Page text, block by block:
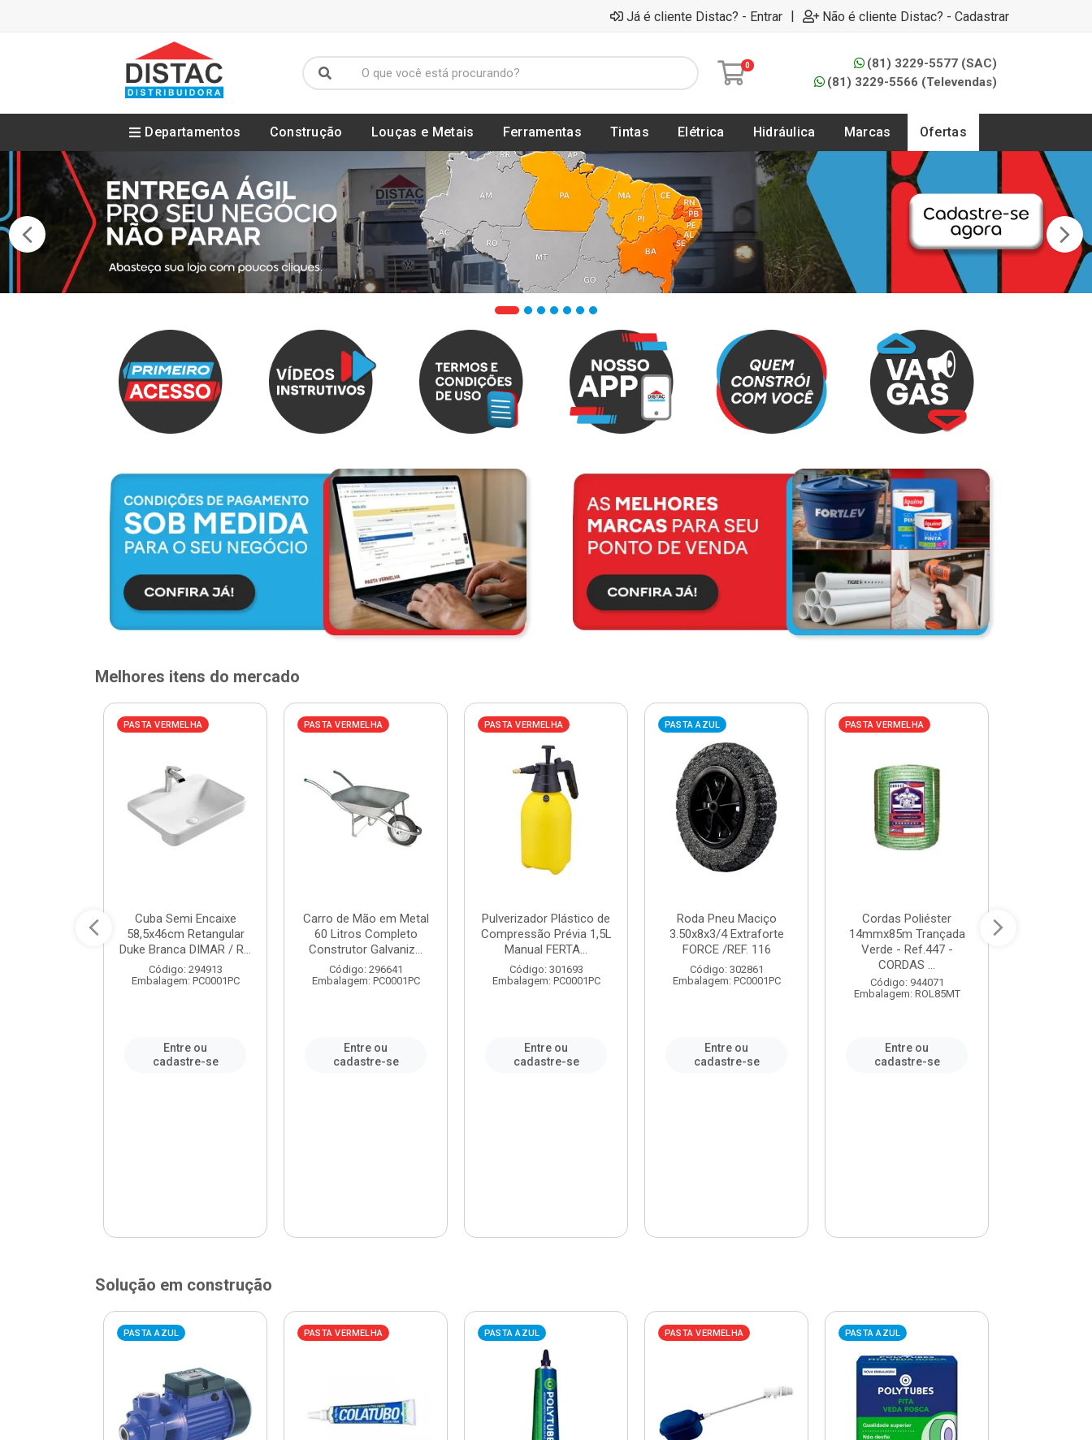
Já é cliente Distac? - Entrar | Não é cliente Distac? - Cadastrar
0
(81) 3229-5577 (SAC)
(81) 3229-5566 (Televendas)
Departamentos Construção Louças e Metais Ferramentas Tintas Elétrica Hidráulica Marcas Ofertas
Melhores itens do mercado
PASTA VERMELHA
Cuba Semi Encaixe
58,5x46cm Retangular
Duke Branca DIMAR / R...
Código: 294913
Embalagem: PC0001PC
Entre ou
cadastre-se
PASTA VERMELHA
Carro de Mão em Metal
60 Litros Completo
Construtor Galvaniz...
Código: 296641
Embalagem: PC0001PC
Entre ou
cadastre-se
PASTA VERMELHA
Pulverizador Plástico de
Compressão Prévia 1,5L
Manual FERTA...
Código: 301693
Embalagem: PC0001PC
Entre ou
cadastre-se
PASTA AZUL
Roda Pneu Maciço
3.50x8x3/4 Extraforte
FORCE /REF. 116
Código: 302861
Embalagem: PC0001PC
Entre ou
cadastre-se
PASTA VERMELHA
Cordas Poliéster
14mmx85m Trançada
Verde - Ref.447 -
CORDAS ...
Código: 944071
Embalagem: ROL85MT
Entre ou
cadastre-se
Solução em construção
PASTA AZUL PASTA VERMELHA PASTA AZUL PASTA VERMELHA PASTA AZUL